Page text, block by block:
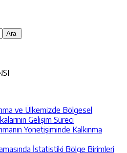
ve Ülkemizde Bölgesel
Gelişim Süreci
Yönetişiminde Kalkınma
İstatistiki Bölge Birimleri